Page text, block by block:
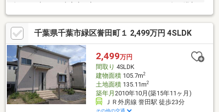
でき、その代金を住宅ローンに組み込むことが可能なサービス、
それがやどかリッチです。◆頭金０円でもＯＫ！(諸経費含む）◆
アフターサービス充実♪「どこの銀行がいいの？疾病って何？ロー
ン組めるかな？」わからないことが多い家探しを丁寧にご説明致
します♪物件の探し方、ローンの組み方、知らないと損する税金の
こと等トータルでサポート致します！
千葉県千葉市緑区誉田町１ 2,499万円 4SLDK
2,499万円
間取り 4SLDK
建物面積105.7m2
土地面積135.11m2
築年月 2010年10月(築15年11ヶ月)
ＪＲ外房線 誉田駅 徒歩23分
その他の交通